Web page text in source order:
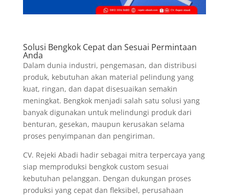
Solusi Bengkok Cepat dan Sesuai Permintaan
Anda
Dalam dunia industri, pengemasan, dan distribusi
produk, kebutuhan akan material pelindung yang
kuat, ringan, dan dapat disesuaikan semakin
meningkat. Bengkok menjadi salah satu solusi yang
banyak digunakan untuk melindungi produk dari
benturan, gesekan, maupun kerusakan selama
proses penyimpanan dan pengiriman.
CV. Rejeki Abadi hadir sebagai mitra terpercaya yang
siap memproduksi bengkok custom sesuai
kebutuhan pelanggan. Dengan dukungan proses
produksi yang cepat dan fleksibel, perusahaan